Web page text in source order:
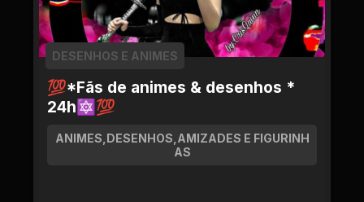
💯*Fãs de animes & desenhos *
24h🔯💯
DESENHOS E ANIMES
ANIMES,DESENHOS,AMIZADES E FIGURINH
AS